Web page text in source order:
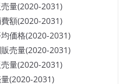
量(2020-2031)
額(2020-2031)
価格(2020-2031)
売量(2020-2031)
量(2020-2031)
(2020-2031)